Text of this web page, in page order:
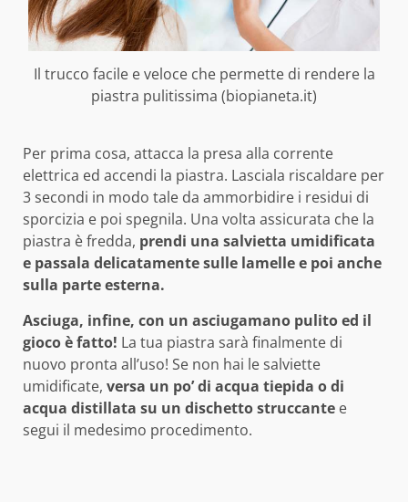
Il trucco facile e veloce che permette di rendere la
piastra pulitissima (biopianeta.it)
Per prima cosa, attacca la presa alla corrente
elettrica ed accendi la piastra. Lasciala riscaldare per
3 secondi in modo tale da ammorbidire i residui di
sporcizia e poi spegnila. Una volta assicurata che la
piastra è fredda, prendi una salvietta umidificata
e passala delicatamente sulle lamelle e poi anche
sulla parte esterna.
Asciuga, infine, con un asciugamano pulito ed il
gioco è fatto! La tua piastra sarà finalmente di
nuovo pronta all’uso! Se non hai le salviette
umidificate, versa un po’ di acqua tiepida o di
acqua distillata su un dischetto struccante e
segui il medesimo procedimento.